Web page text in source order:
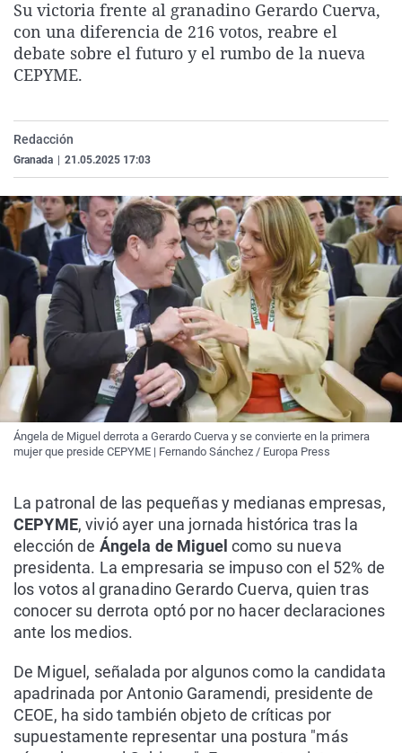
La rosa de los vientos
Gente viajera
Caso
Retornados
Extremadura
Galicia
Virales
Televisión
Su victoria frente al granadino Gerardo Cuerva,
con una diferencia de 216 votos, reabre el
debate sobre el futuro y el rumbo de la nueva
CEPYME.
Redacción
Granada 21.05.2025 17:03
Ángela de Miguel derrota a Gerardo Cuerva y se convierte en la primera
mujer que preside CEPYME | Fernando Sánchez / Europa Press
La patronal de las pequeñas y medianas empresas,
CEPYME, vivió ayer una jornada histórica tras la
elección de Ángela de Miguelcomo su nueva
presidenta. La empresaria se impuso con el 52% de
los votos al granadino Gerardo Cuerva, quien tras
conocer su derrota optó por no hacer declaraciones
ante los medios.
De Miguel, señalada por algunos como la candidata
apadrinada por Antonio Garamendi, presidente de
CEOE, ha sido también objeto de críticas por
supuestamente representar una postura "más